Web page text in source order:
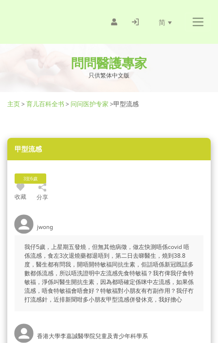
简
問問醫護專家
只供繁体中文版
主页> 育儿百科全书 > 问问医护专家 >甲型流感
甲型流感
3至6歲
收藏 分享
jwong
我仔5歲，上星期五發燒，但無其他病徵，做左快測唔係covid 唔
係流感，食左3次退燒藥都退唔到，第二日去睇醫生，燒到38.8
度，醫生都有問我，開唔開特敏福同抗生素，佢話唔係新冠既話多
數都係流感，所以唔洗證明中左流感先食特敏福？我冇俾我仔食特
敏福，淨係叫醫生開抗生素，因為都唔確定係咪中左流感，如果係
流感，唔食特敏福會唔會好？特敏福對小朋友有冇副作用？我仔冇
打流感針，近排新聞咁多小朋友甲型流感併發休克，我好擔心
香港大學李嘉誠醫學院兒童及青少年科學系